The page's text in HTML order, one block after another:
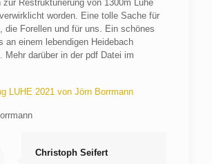
zur Restrukturierung von 1300m Luhe
worden. Eine tolle Sache für
die Forellen und für uns. Ein schönes
an einem lebendigen Heidebach
Mehr darüber in der pdf Datei im
LUHE 2021 von Jörn Borrmann
Christoph Seifert